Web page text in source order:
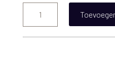
Why?
aantal